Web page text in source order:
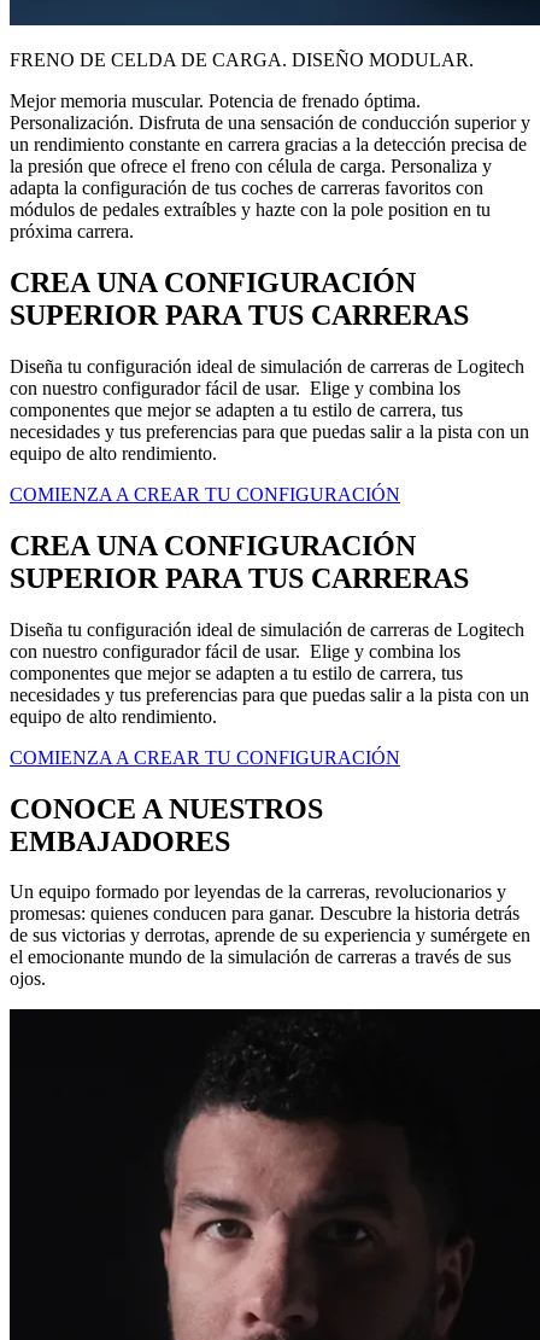
FRENO DE CELDA DE CARGA. DISEÑO MODULAR.
Mejor memoria muscular. Potencia de frenado óptima.
Personalización. Disfruta de una sensación de conducción superior y
un rendimiento constante en carrera gracias a la detección precisa de
la presión que ofrece el freno con célula de carga. Personaliza y
adapta la configuración de tus coches de carreras favoritos con
módulos de pedales extraíbles y hazte con la pole position en tu
próxima carrera.
CREA UNA CONFIGURACIÓN
SUPERIOR PARA TUS CARRERAS
Diseña tu configuración ideal de simulación de carreras de Logitech
con nuestro configurador fácil de usar. Elige y combina los
componentes que mejor se adapten a tu estilo de carrera, tus
necesidades y tus preferencias para que puedas salir a la pista con un
equipo de alto rendimiento.
COMIENZA A CREAR TU CONFIGURACIÓN
CREA UNA CONFIGURACIÓN
SUPERIOR PARA TUS CARRERAS
Diseña tu configuración ideal de simulación de carreras de Logitech
con nuestro configurador fácil de usar. Elige y combina los
componentes que mejor se adapten a tu estilo de carrera, tus
necesidades y tus preferencias para que puedas salir a la pista con un
equipo de alto rendimiento.
COMIENZA A CREAR TU CONFIGURACIÓN
CONOCE A NUESTROS
EMBAJADORES
Un equipo formado por leyendas de la carreras, revolucionarios y
promesas: quienes conducen para ganar. Descubre la historia detrás
de sus victorias y derrotas, aprende de su experiencia y sumérgete en
el emocionante mundo de la simulación de carreras a través de sus
ojos.